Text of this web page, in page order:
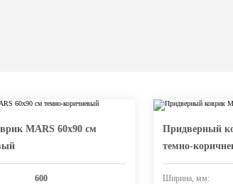
MARS 60х90 см
600
Придверный
темно-
Ширина, мм: